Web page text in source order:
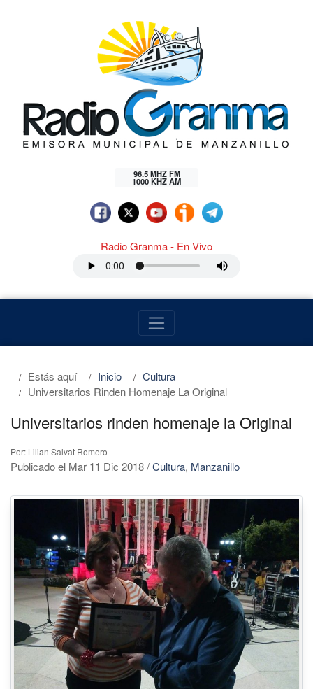
96.5 MHZ FM
1000 KHZ AM
Radio Granma - En Vivo
Estás aquí Inicio
Cultura
Universitarios Rinden Homenaje La Original
Universitarios rinden homenaje la Original
Por: Lilian Salvat Romero
Publicado el Mar 11 Dic 2018/Cultura, Manzanillo